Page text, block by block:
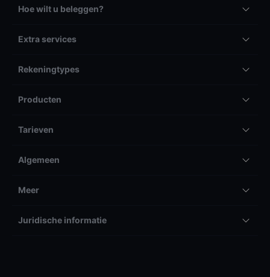
Hoe wilt u beleggen?
Extra services
Rekeningtypes
Producten
Tarieven
Algemeen
Meer
Juridische informatie